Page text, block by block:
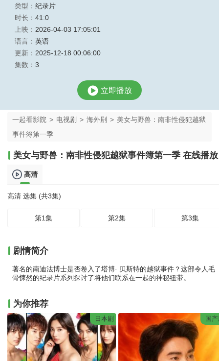
类型： 纪录片
时长： 41:0
上映： 2026-04-03 17:05:01
语言： 英语
更新： 2025-12-18 00:06:00
集数： 3
立即播放
一起看影院 > 电视剧 > 海外剧 > 美女与野兽：南非性侵犯越狱
事件簿第一季
美女与野兽：南非性侵犯越狱事件簿第一季 在线播放
高清
高清 选集 (共3集)
第1集 第2集 第3集
剧情简介
著名的南迪法博士是否卷入了塔博· 贝斯特的越狱事件？这部令人毛
骨悚然的纪录片系列探讨了将他们联系在一起的神秘纽带。
为你推荐
日本剧 国